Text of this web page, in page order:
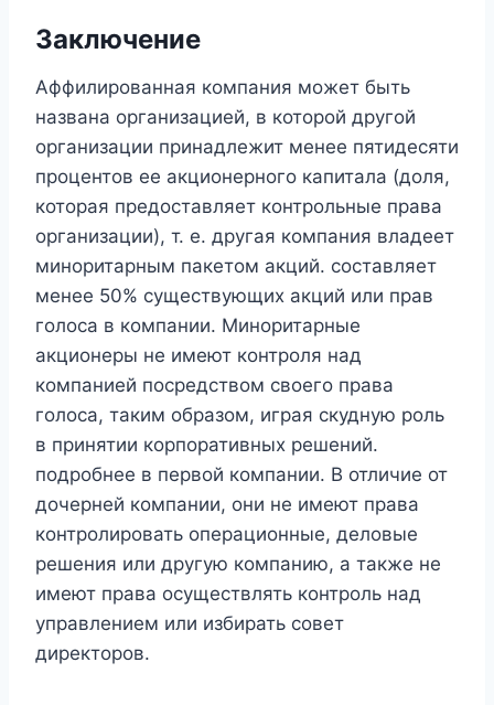
Заключение
Аффилированная компания может быть
названа организацией, в которой другой
организации принадлежит менее пятидесяти
процентов ее акционерного капитала (доля,
которая предоставляет контрольные права
организации), т. е. другая компания владеет
миноритарным пакетом акций. составляет
менее 50% существующих акций или прав
голоса в компании. Миноритарные
акционеры не имеют контроля над
компанией посредством своего права
голоса, таким образом, играя скудную роль
в принятии корпоративных решений.
подробнее в первой компании. В отличие от
дочерней компании, они не имеют права
контролировать операционные, деловые
решения или другую компанию, а также не
имеют права осуществлять контроль над
управлением или избирать совет
директоров.